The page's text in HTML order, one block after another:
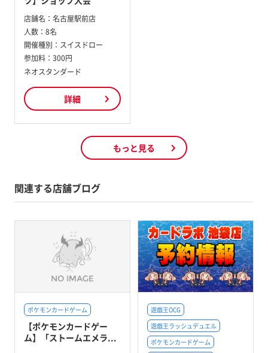
店舗名： 名古屋駅前店
人数： 8名
開催種別： スイスドロー
参加料： 300円
ネオスタンダード
詳細
もっと見る
関連する店舗ブログ
ポケモンカードゲーム
【ポケモンカードゲー
ム】「ストームエメラ...
遊戯王OCG
遊戯王ラッシュデュエル
ポケモンカードゲーム